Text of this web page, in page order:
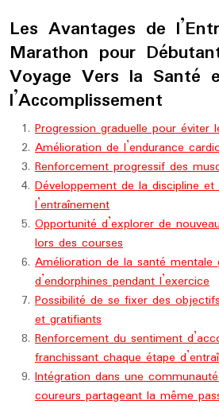
Les Avantages de
Marathon pour
Voyage Vers la Santé
l’Accomplissement
Progression graduelle pour éviter
Amélioration de l’endurance
Renforcement progressif des
Développement de la discipline
l’entraînement
Opportunité d’explorer de
lors des courses
Amélioration de la santé
d’endorphines pendant l’exercice
Possibilité de se fixer des
et gratifiants
Renforcement du sentiment
franchissant chaque étape
Intégration dans une
coureurs partageant la même